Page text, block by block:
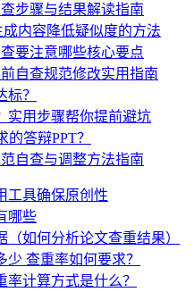
步骤与结果解读指南
内容降低疑似度的方法
要注意哪些核心要点
自查规范修改实用指南
？
实用步骤帮你提前避坑
答辩PPT？
自查与调整方法指南
工具确保原创性
哪些
如何分析论文查重结果）
查重率如何要求？
计算方式是什么？